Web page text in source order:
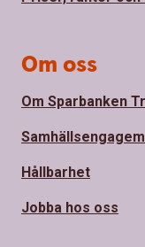
Om oss
Om Sparbanken
Hållbarhet
Jobba hos oss